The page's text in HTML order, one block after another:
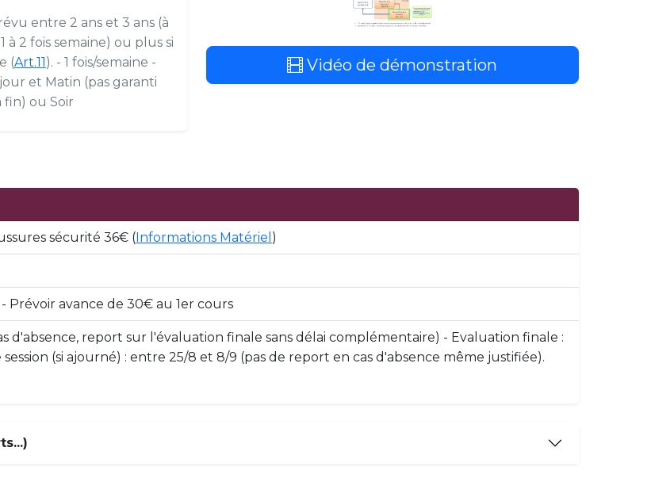
entre 2 ans et 3 ans (à
à 2 fois semaine) ou plus si
(Art.11). - 1 fois/semaine -
et Matin (pas garanti
fin) ou Soir
Vidéo de démonstration
sécurité 36€ (Informations Matériel )
Prévoir avance de 30€ au 1er cours
d'absence, report sur l'évaluation finale sans délai complémentaire) - Evaluation finale :
(si ajourné) : entre 25/8 et 8/9 (pas de report en cas d'absence même justifiée).